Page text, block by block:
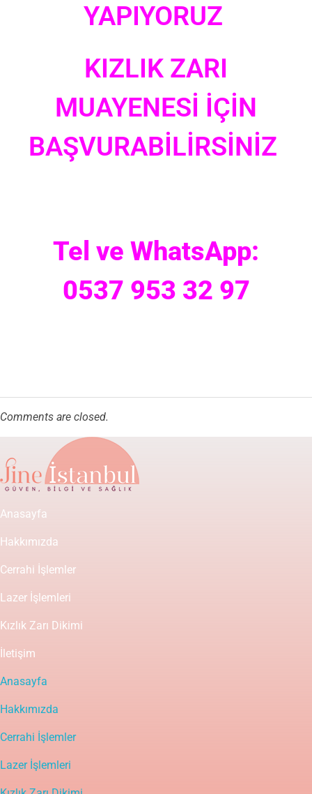
YAPIYORUZ
KIZLIK ZARI
MUAYENESİ İÇİN
BAŞVURABİLİRSİNİZ
Tel ve WhatsApp:
0537 953 32 97
Comments are closed.
Anasayfa
Hakkımızda
Cerrahi İşlemler
Lazer İşlemleri
Kızlık Zarı Dikimi
İletişim
Anasayfa
Hakkımızda
Cerrahi İşlemler
Lazer İşlemleri